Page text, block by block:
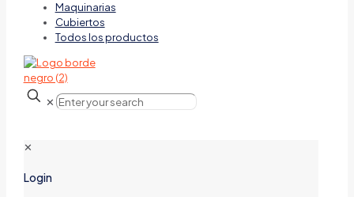
Maquinarias
Cubiertos
Todos los productos
✕
✕
Login